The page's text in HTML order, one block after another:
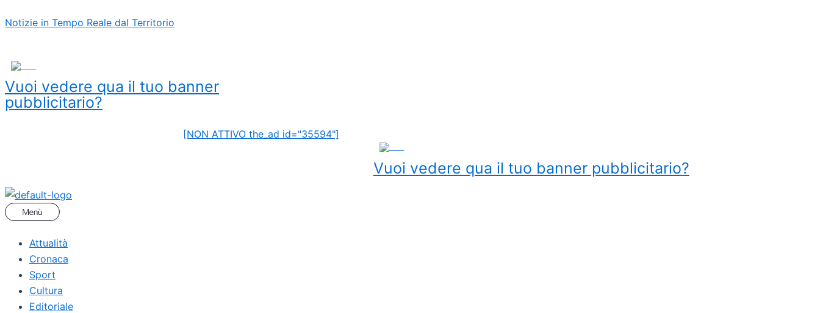
al
Notizie in Tempo Reale dal Territorio
Vuoi vedere qua il tuo banner
pubblicitario?
[NON ATTIVO the_ad id="35594"]
ADS
Vuoi vedere qua il tuo banner pubblicitario?
Attualità
Cronaca
Sport
Cultura
Editoriale
articoli